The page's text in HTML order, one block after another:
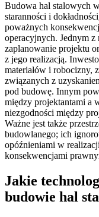
Budowa hal stalowych
staranności i
poważnych
operacyjnych. Jednym z
zaplanowanie projektu
z jego realizacją.
materiałów i robocizny,
związanych z
pod budowę. Innym
między projektantami a
niezgodności między
Ważne jest także
budowlanego; ich
opóźnieniami w
konsekwencjami
Jakie
budowie hal